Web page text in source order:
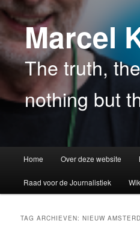
Marcel
The truth,
nothing but
Home Over deze website
Raad voor de Journalistiek
TAG ARCHIEVEN:NIEUW